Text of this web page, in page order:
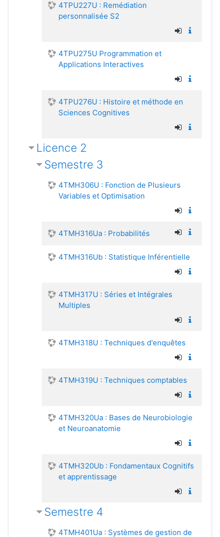
4TPU227U : Remédiation
personnalisée S2
4TPU275U Programmation et
Applications Interactives
4TPU276U : Histoire et méthode en
Sciences Cognitives
Licence 2
Semestre 3
4TMH306U : Fonction de Plusieurs
Variables et Optimisation
4TMH316Ua : Probabilités
4TMH316Ub : Statistique Inférentielle
4TMH317U : Séries et Intégrales
Multiples
4TMH318U : Techniques d'enquêtes
4TMH319U : Techniques comptables
4TMH320Ua : Bases de Neurobiologie
et Neuroanatomie
4TMH320Ub : Fondamentaux Cognitifs
et apprentissage
Semestre 4
4TMH401Ua : Systèmes de gestion de